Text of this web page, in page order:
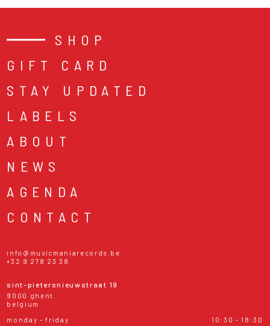
SHOP
GIFT CARD
STAY UPDATED
LABELS
ABOUT
NEWS
AGENDA
CONTACT
info@musicmaniarecords.be
+32 9 278 23 38
sint-pietersnieuwstraat 19
9000 ghent
belgium
monday - friday
10:30 - 18:30